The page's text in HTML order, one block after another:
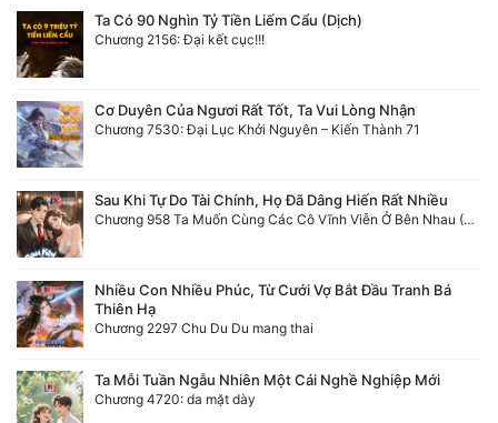
Ta Có 90 Nghìn Tỷ Tiền Liếm Cẩu (Dịch)
Chương 2156: Đại kết cục!!!
Cơ Duyên Của Ngươi Rất Tốt, Ta Vui Lòng Nhận
Chương 7530: Đại Lục Khởi Nguyên – Kiến Thành 71
Sau Khi Tự Do Tài Chính, Họ Đã Dâng Hiến Rất Nhiều
Chương 958 Ta Muốn Cùng Các Cô Vĩnh Viễn Ở Bên Nhau (2) Hết
Nhiều Con Nhiều Phúc, Từ Cưới Vợ Bắt Đầu Tranh Bá
Thiên Hạ
Chương 2297 Chu Du Du mang thai
Ta Mỗi Tuần Ngẫu Nhiên Một Cái Nghề Nghiệp Mới
Chương 4720: da mặt dày